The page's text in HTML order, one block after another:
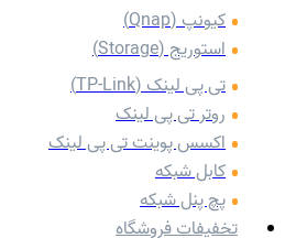
کیونپ (Qnap)
استوریج (Storage)
تی پی لینک (TP-Link)
روتر تی پی لینک
اکسس پوینت تی پی لینک
کابل شبکه
پچ پنل شبکه
تخفیفات فروشگاه